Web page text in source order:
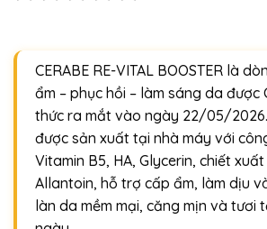
CERABE RE-VITAL BOOSTER là
ẩm – phục hồi – làm sáng da được
thức ra mắt vào ngày 22/05/
được sản xuất tại nhà máy với
Vitamin B5, HA, Glycerin, chiết
Allantoin, hỗ trợ cấp ẩm, làm dịu
làn da mềm mại, căng mịn và tươi